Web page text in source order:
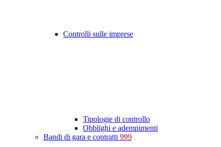
Controlli sulle imprese
Tipologie di controllo
Obblighi e adempimenti
Bandi di gara e contratti 999